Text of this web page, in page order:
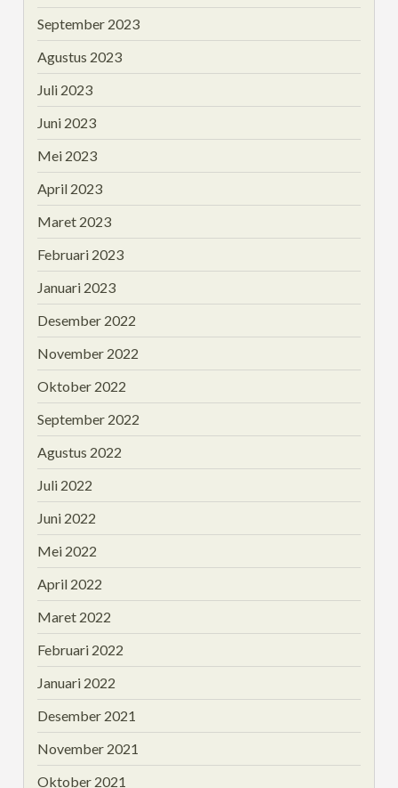
September 2023
Agustus 2023
Juli 2023
Juni 2023
Mei 2023
April 2023
Maret 2023
Februari 2023
Januari 2023
Desember 2022
November 2022
Oktober 2022
September 2022
Agustus 2022
Juli 2022
Juni 2022
Mei 2022
April 2022
Maret 2022
Februari 2022
Januari 2022
Desember 2021
November 2021
Oktober 2021